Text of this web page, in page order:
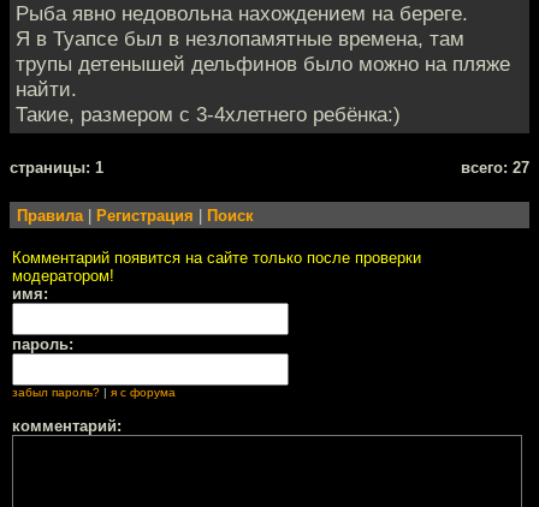
Рыба явно недовольна нахождением на береге.
Я в Туапсе был в незлопамятные времена, там
трупы детенышей дельфинов было можно на пляже
найти.
Такие, размером с 3-4хлетнего ребёнка:)
cтраницы: 1 всего: 27
Правила| Регистрация Поиск
Комментарий появится на сайте только после проверки
модератором!
имя:
пароль:
забыл пароль? | я с форума
комментарий: